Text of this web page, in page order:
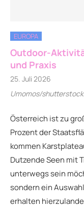
EUROPA
Outdoor-
und Praxis
25. Juli 2026
Umomos/
Österreich ist zu
Prozent der
kommen
Dutzende Seen mit
unterwegs sein
sondern ein
erhalten